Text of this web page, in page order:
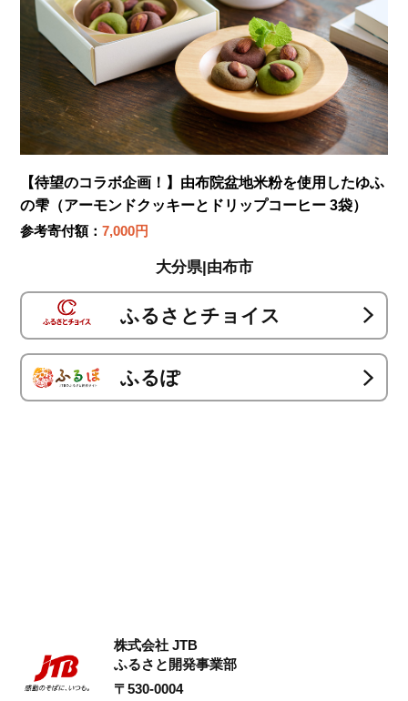
【待望のコラボ企画！】由布院盆地米粉を使用したゆふ
の雫（アーモンドクッキーとドリップコーヒー 3袋）
参考寄付額：7,000円
大分県|由布市
ふるさとチョイス
ふるぽ
株式会社 JTB
ふるさと開発事業部
〒530-0004